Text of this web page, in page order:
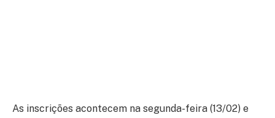
As inscrições acontecem na segunda-feira (13/02) e